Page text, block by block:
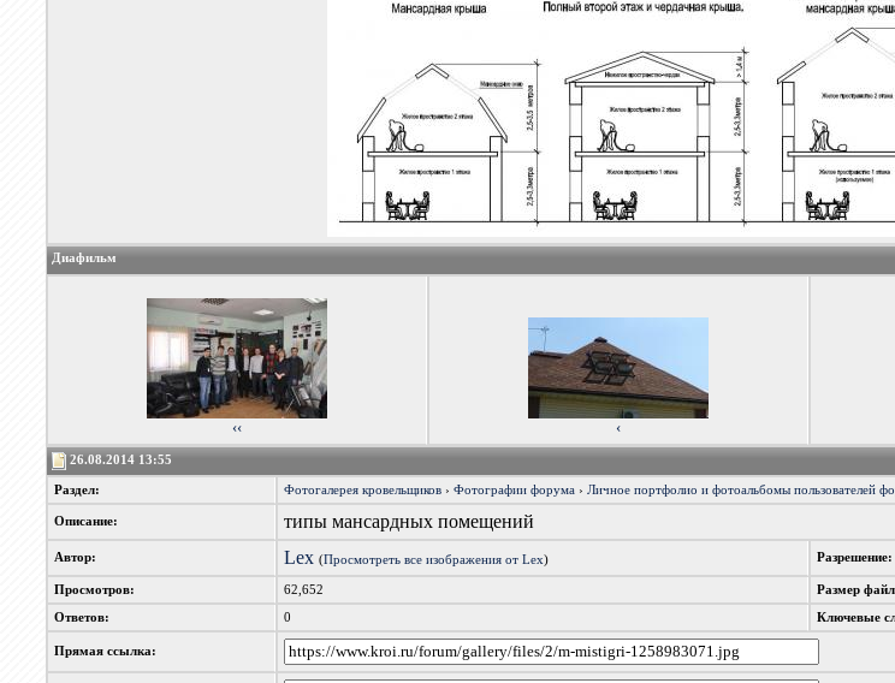
Диафильм
‹‹ ‹
26.08.2014 13:55
Раздел: Фотогалерея кровельщиков ›Фотографии форума ›Личное портфолио и фотоальбомы пользователей
Описание: типы мансардных помещений
Автор: Lex (Просмотреть все изображения от Lex) Разрешение:
Просмотров: 62,652 Размер
Ответов: 0 Ключевые
Прямая ссылка: